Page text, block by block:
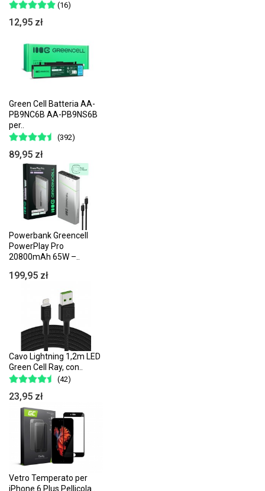
(16)
12,95 zł
Green Cell Batteria AA-
PB9NC6B AA-PB9NS6B
per..
(392)
89,95 zł
Powerbank Greencell
PowerPlay Pro
20800mAh 65W –..
199,95 zł
Cavo Lightning 1,2m LED
Green Cell Ray, con..
(42)
23,95 zł
Vetro Temperato per
iPhone 6 Plus Pellicola..